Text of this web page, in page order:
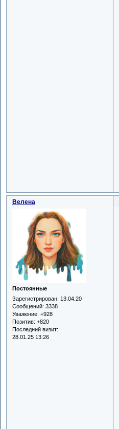
Велена
Постоянные
Зарегистрирован: 13.04.20
Сообщений: 3338
Уважение: +928
Позитив: +820
Последний визит:
28.01.25 13:26